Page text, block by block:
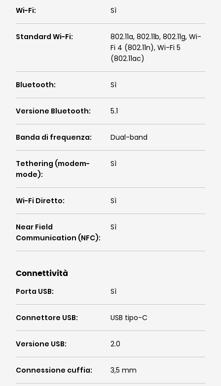
Wi-Fi: Sì
Standard Wi-Fi:
802.11a, 802.11b, 802.11g, Wi-
Fi 4 (802.11n), Wi-Fi 5
(802.11ac)
Bluetooth: Sì
Versione Bluetooth: 5.1
Banda di frequenza: Dual-band
Tethering (modem-
mode):
Sì
Wi-Fi Diretto: Sì
Near Field
Communication (NFC):
Sì
Connettività
Porta USB: Sì
Connettore USB: USB tipo-C
Versione USB: 2.0
Connessione cuffia: 3,5 mm